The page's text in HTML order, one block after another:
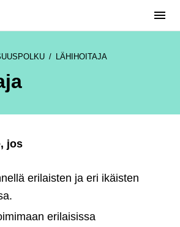
Menu
LÄHIHOITAJA
jos
erilaisten ja eri ikäisten
erilaisissa